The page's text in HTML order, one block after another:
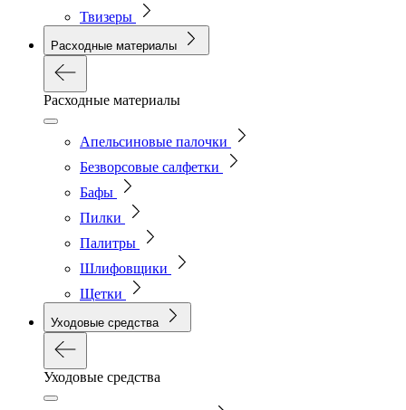
Твизеры
Расходные материалы
Расходные материалы
Апельсиновые палочки
Безворсовые салфетки
Бафы
Пилки
Палитры
Шлифовщики
Щетки
Уходовые средства
Уходовые средства